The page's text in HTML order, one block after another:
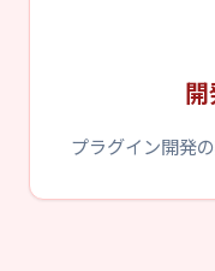
プラグイン開発